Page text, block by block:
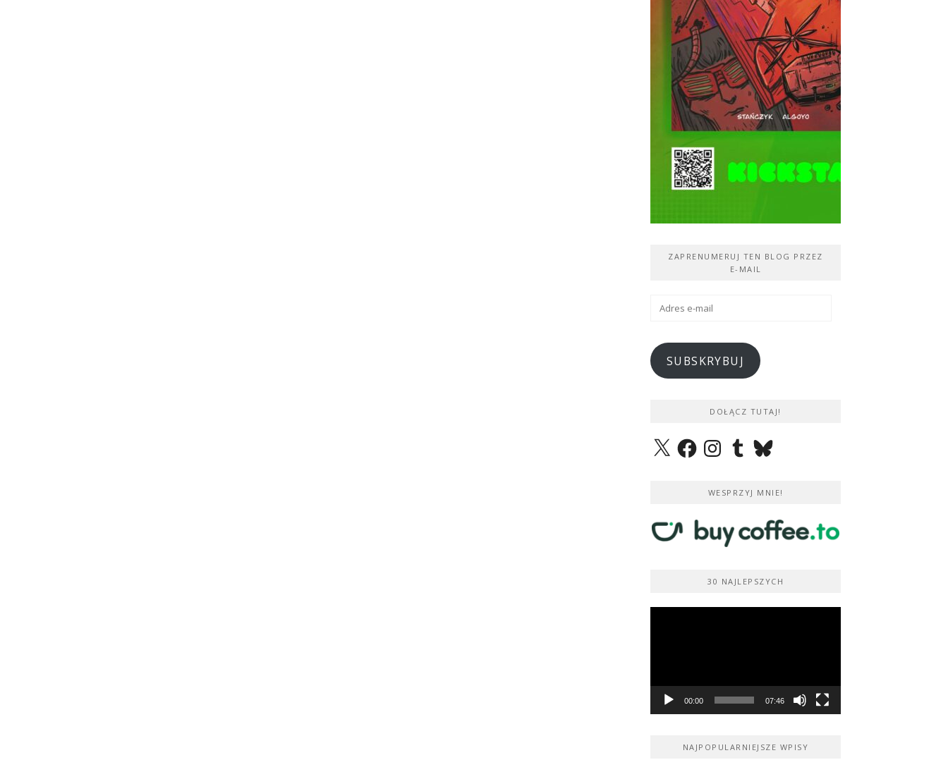
ZAPRENUMERUJ TEN BLOG PRZEZ
E-MAIL
Adres
SUBSKRYBUJ
DOŁĄCZ TUTAJ!
X FacebookInstagramTumblrBluesky
WESPRZYJ MNIE!
30 NAJLEPSZYCH
00:00 07:46
NAJPOPULARNIEJSZE WPISY